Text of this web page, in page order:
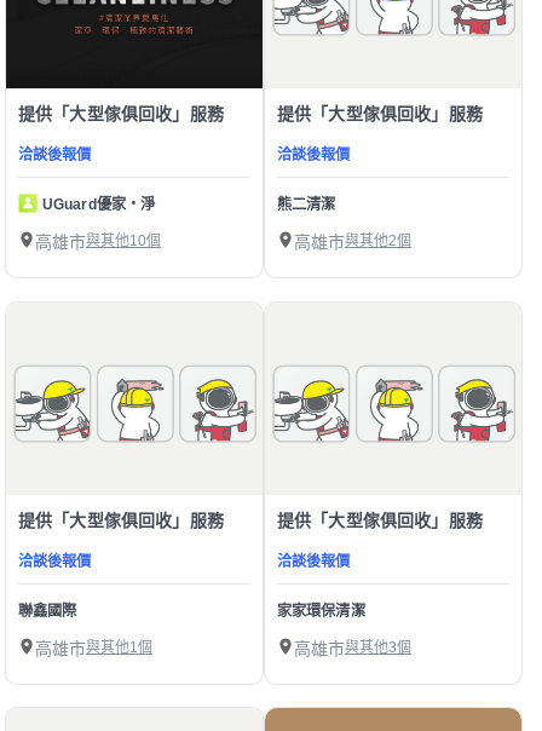
提供「大型傢俱回收」服務
洽談後報價
UGuard優家・淨
高雄市與其他10個
提供「大型傢俱回收」服務
洽談後報價
熊二清潔
高雄市與其他2個
提供「大型傢俱回收」服務
洽談後報價
聯鑫國際
高雄市與其他1個
提供「大型傢俱回收」服務
洽談後報價
家家環保清潔
高雄市與其他3個